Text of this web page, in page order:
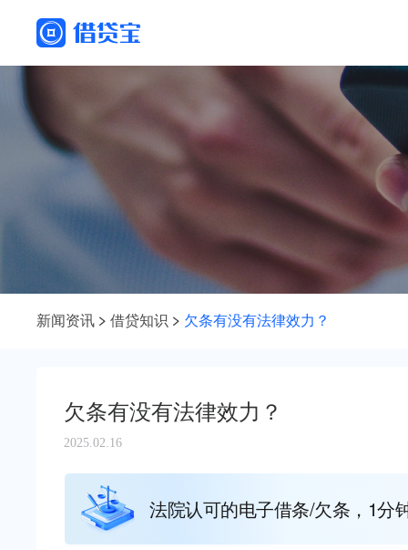
新闻资讯 借贷知识 欠条有没有法律效力？
欠条有没有法律效力？
2025.02.16
法院认可的电子借条/欠条，1分